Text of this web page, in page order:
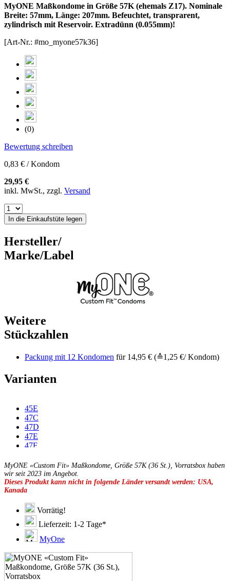
MyONE Maßkondome in Größe 57K (ehemals Z17). Nominale
Breite: 57mm, Länge: 207mm. Befeuchtet, transprarent,
zylindrisch mit Reservoir. Extradünn (0.055mm)!
[Art-Nr.: #mo_myone57k36]
(0)
Bewertung schreiben
0,83 € / Kondom
29,95 €
inkl. MwSt., zzgl. Versand
In die Einkaufstüte legen
Hersteller/
Marke/Label
Weitere
Stückzahlen
Packung mit 12 Kondomen für 14,95 € (≙1,25 €/ Kondom)
Varianten
45E
47C
47D
47E
47F
49D
49E
49F
49G
51C
51D
51E
51F
51G
53C
53D
53E
MyONE «Custom Fit» Maßkondome, Größe 57K (36 St.), Vorratsbox haben
wir seit 2023 im Angebot.
Dieses Produkt kann nicht in folgende Länder versandt werden: USA,
Kanada
Vorrätig!
Lieferzeit: 1-2 Tage*
MyOne